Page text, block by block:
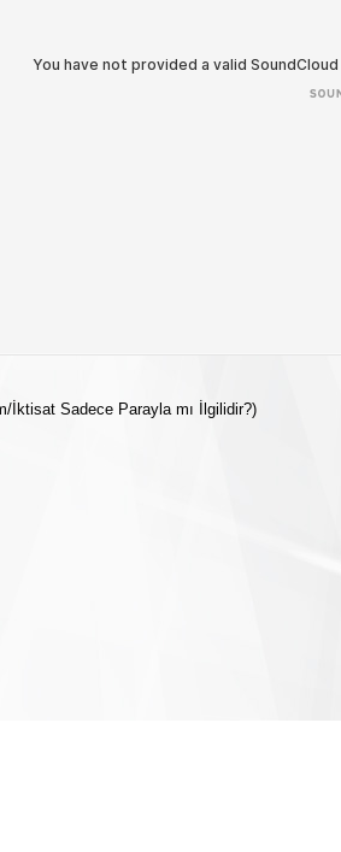
İktisat Sadece Parayla mı İlgilidir?)